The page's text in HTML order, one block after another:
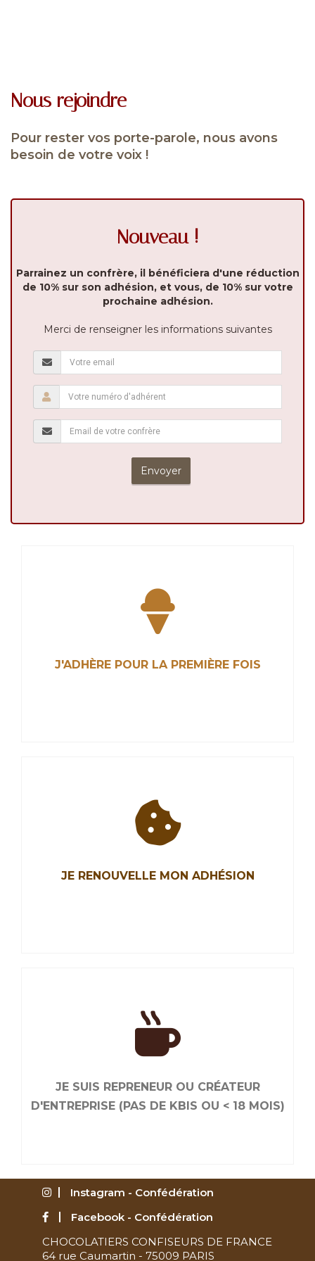
Nous rejoindre
Pour rester vos porte-parole, nous avons
besoin de votre voix !
Nouveau !
Parrainez un confrère, il bénéficiera d'une réduction
de 10% sur son adhésion, et vous, de 10% sur votre
prochaine adhésion.
Merci de renseigner les informations suivantes
Envoyer
J'ADHÈRE POUR LA PREMIÈRE FOIS
J'ADHÈRE POUR LA PREMIÈRE FOIS
pour mission de représenter la profession,
promouvoir nos métiers de chocolatiers,
JE RENOUVELLE MON ADHÉSION
JE RENOUVELLE MON ADHÉSION
sommes plus efficaces. Renouvelez maintenant
votre adhésion.
JE SUIS REPRENEUR OU CRÉATEUR
D'ENTREPRISE (PAS DE KBIS OU < 18 MOIS)
JE SUIS REPRENEUR OU CRÉATEUR
Instagram - Confédération
Facebook - Confédération
CHOCOLATIERS CONFISEURS DE FRANCE
64 rue Caumartin - 75009 PARIS